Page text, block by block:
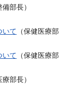
備部長）
いて （保健医療部
いて （保健医療部
療部長）